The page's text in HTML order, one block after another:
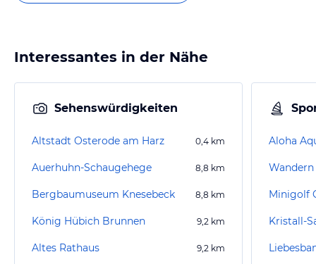
Interessantes in der Nähe
Sehenswürdigkeiten
Altstadt Osterode am Harz 0,4 km
Auerhuhn-Schaugehege 8,8 km
Bergbaumuseum Knesebeck 8,8 km
König Hübich Brunnen 9,2 km
Altes Rathaus 9,2 km
Aloha
Minigolf